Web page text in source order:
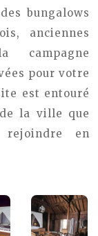
bungalows
anciennes
campagne
pour votre
est entouré
la ville que
en